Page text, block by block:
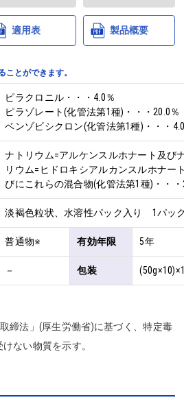
適用表 製品概要
ことができます。
ピラクロニル・・・4.0％
ピラゾレート(化管法第1種)・・・20.0％
ベンゾビシクロン(化管法第1種)・・・
ナトリウム=アルケンスルホナート及び
リウム=ヒドロキシアルカンスルホナー
びにこれらの混合物(化管法第1種)・・・
淡褐色粒状、水溶性パック入り 1パッ
普通物※ 有効年限 5年
－ 包装
締法」(厚生労働省)に基づく、特定毒
ない物質を示す。